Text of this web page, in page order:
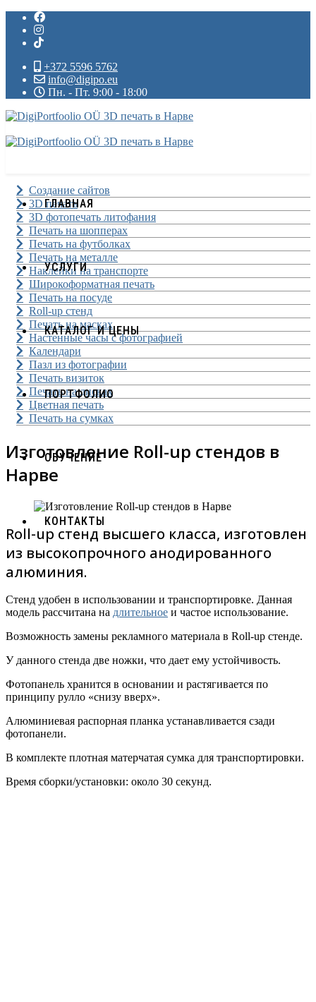
+372 5596 5762
info@digipo.eu
Пн. - Пт. 9:00 - 18:00
ГЛАВНАЯ
УСЛУГИ
КАТАЛОГ И ЦЕНЫ
ПОРТФОЛИО
ОБУЧЕНИЕ
КОНТАКТЫ
Создание сайтов
3D печать
3D фотопечать литофания
Печать на шопперах
Печать на футболках
Печать на металле
Наклейки на транспорте
Широкоформатная печать
Печать на посуде
Roll-up стенд
Печать на масках
Настенные часы с фотографией
Календари
Пазл из фотографии
Печать визиток
Печать на дисках
Цветная печать
Печать на сумках
Изготовление Roll-up стендов в
Нарве
Roll-up стенд высшего класса, изготовлен
из высокопрочного анодированного
алюминия.
Стенд удобен в использовании и транспортировке. Данная
модель рассчитана на длительное и частое использование.
Возможность замены рекламного материала в Roll-up стенде.
У данного стенда две ножки, что дает ему устойчивость.
Фотопанель хранится в основании и растягивается по
принципу рулло «снизу вверх».
Алюминиевая распорная планка устанавливается сзади
фотопанели.
В комплекте плотная матерчатая сумка для транспортировки.
Время сборки/установки: около 30 секунд.